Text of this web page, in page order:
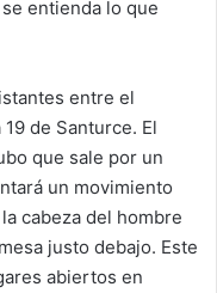
entienda lo que
entre el
de Santurce. El
que sale por un
un movimiento
cabeza del hombre
justo debajo. Este
abiertos en